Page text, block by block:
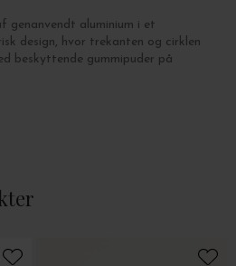
genanvendt aluminium i et
design, hvor trekanten og cirklen
beskyttende gummipuder på